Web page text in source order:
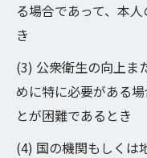
る場合であって、本
き
(3) 公衆衛生の向上ま
めに特に必要がある
とが困難であるとき
(4) 国の機関もしくは